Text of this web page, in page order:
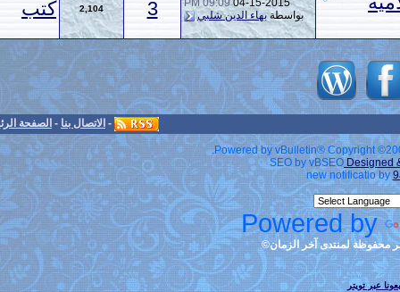
04-15-
09:09 PM
بهاء الدين شلبي 3
2,104 كتب
الصفحة الرئيسية -الأرشيف-الأعلى
Powered by